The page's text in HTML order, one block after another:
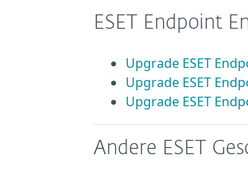
ESET Endpoint
Upgrade ESET
Upgrade ESET
Upgrade ESET
Andere ESET